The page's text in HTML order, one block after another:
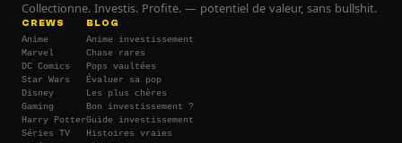
Collectionne. Investis. Profite. — potentiel de valeur, sans bullshit.
CREWS
Anime
Marvel
DC Comics
Star Wars
Disney
Gaming
Harry Potter
Séries TV
BLOG
Anime investissement
Chase rares
Pops vaultées
Évaluer sa pop
Les plus chères
Bon investissement ?
Guide investissement
Histoires vraies